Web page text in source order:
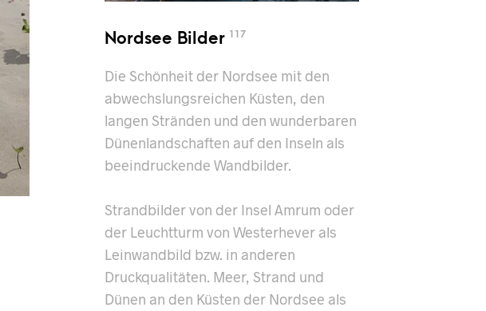
Nordsee Bilder 117
Die Schönheit der Nordsee mit den
abwechslungsreichen Küsten, den
langen Stränden und den wunderbaren
Dünenlandschaften auf den Inseln als
beeindruckende Wandbilder.
Strandbilder von der Insel Amrum oder
der Leuchtturm von Westerhever als
Leinwandbild bzw. in anderen
Druckqualitäten. Meer, Strand und
Dünen an den Küsten der Nordsee als